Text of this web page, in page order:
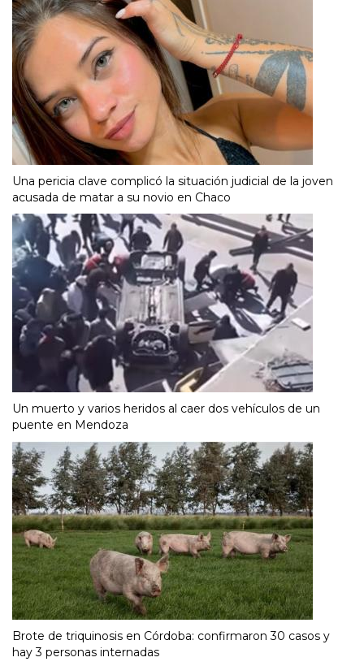
Una pericia clave complicó la situación judicial de la joven
acusada de matar a su novio en Chaco
Un muerto y varios heridos al caer dos vehículos de un
puente en Mendoza
Brote de triquinosis en Córdoba: confirmaron 30 casos y
hay 3 personas internadas